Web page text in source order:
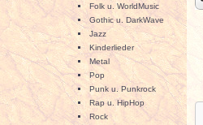
Folk u. WorldMusic
Gothic u. DarkWave
Jazz
Kinderlieder
Metal
Pop
Punk u. Punkrock
Rap u. HipHop
Rock